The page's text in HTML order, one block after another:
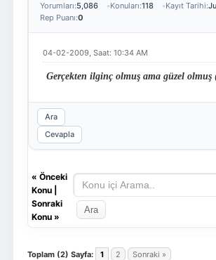
Yorumları:5,086 Konuları:118 Kayıt Tarihi:
Rep Puanı:0
04-02-2009, Saat: 10:34 AM
Gerçekten ilginç olmuş ama güzel olmuş
Ara
Cevapla
« Önceki
Konu|
Sonraki
Konu»
Toplam (2) Sayfa: 1 2 Sonraki »